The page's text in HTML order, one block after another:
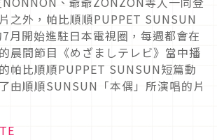
之外，帕比順順PUPPET SUNSUN
月開始進駐日本電視圈，每週都會在
晨間節目《めざましテレビ》當中播
帕比順順PUPPET SUNSUN短篇動
由順順SUNSUN「本偶」所演唱的片